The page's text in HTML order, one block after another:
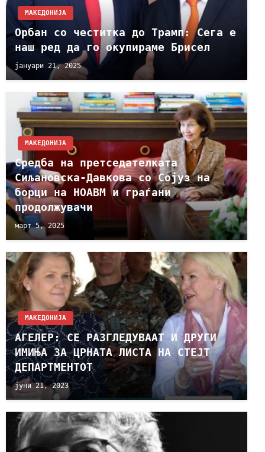
МАКЕДОНИЈА
Орбан со честитка до Трамп: Сега е
наш ред да го окупираме Брисел
јануари 21, 2025
МАКЕДОНИЈА
Средба на претседателката
Сиљановска-Давкова со Сојуз на
борци на НОАВМ и граѓани
продолжувачи
март 5, 2025
МАКЕДОНИЈА
АГЕЛЕР: СЕ РАЗГЛЕДУВААТ И ДРУГИ
ИМИЊА ЗА ЦРНАТА ЛИСТА НА СТЕЈТ
ДЕПАРТМЕНТОТ
јуни 21, 2023